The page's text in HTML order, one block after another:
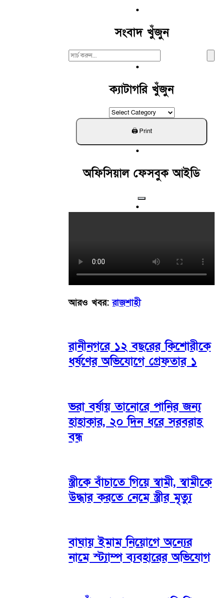
সংবাদ খুঁজুন
Search
ক্যাটাগরি খুঁজুন
ক্যাটাগরি
খুঁজুন
অফিসিয়াল ফেসবুক আইডি
আরও খবর:রাজশাহী
​রানীনগরে ১২ বছরের কিশোরীকে
ধর্ষণের অভিযোগে গ্রেফতার ১
ভরা বর্ষায় তানোরে পানির জন্য
হাহাকার, ২০ দিন ধরে সরবরাহ
বন্ধ
স্ত্রীকে বাঁচাতে গিয়ে স্বামী, স্বামীকে
উদ্ধার করতে নেমে স্ত্রীর মৃত্যু
বাঘায় ইমাম নিয়োগে অন্যের
নামে স্ট্যাম্প ব্যবহারের অভিযোগ